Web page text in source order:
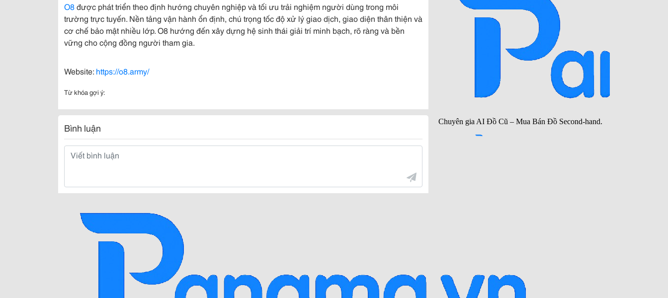
O8được phát triển theo định hướng chuyên nghiệp và tối ưu trải nghiệm người dùng trong môi
trường trực tuyến. Nền tảng vận hành ổn định, chú trọng tốc độ xử lý giao dịch, giao diện thân thiện và
cơ chế bảo mật nhiều lớp. O8 hướng đến xây dựng hệ sinh thái giải trí minh bạch, rõ ràng và bền
vững cho cộng đồng người tham gia.
Website: https://o8.army/
Từ khóa gợi ý:
Bình luận